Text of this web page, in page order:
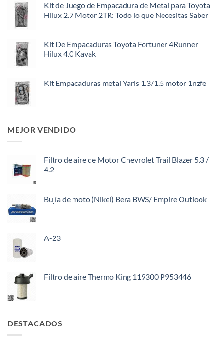
Kit de Juego de Empacadura de Metal para Toyota
Hilux 2.7 Motor 2TR: Todo lo que Necesitas Saber
Kit De Empacaduras Toyota Fortuner 4Runner
Hilux 4.0 Kavak
Kit Empacaduras metal Yaris 1.3/1.5 motor 1nzfe
MEJOR VENDIDO
Filtro de aire de Motor Chevrolet Trail Blazer 5.3 /
4.2
Bujía de moto (Nikel) Bera BWS/ Empire Outlook
A-23
Filtro de aire Thermo King 119300 P953446
DESTACADOS